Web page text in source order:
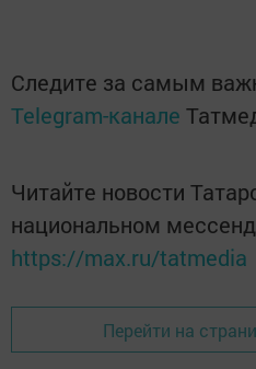
Следите за самым
Telegram-канале
Читайте новости
национальном
https://max.ru/tatmedia
Перейти на